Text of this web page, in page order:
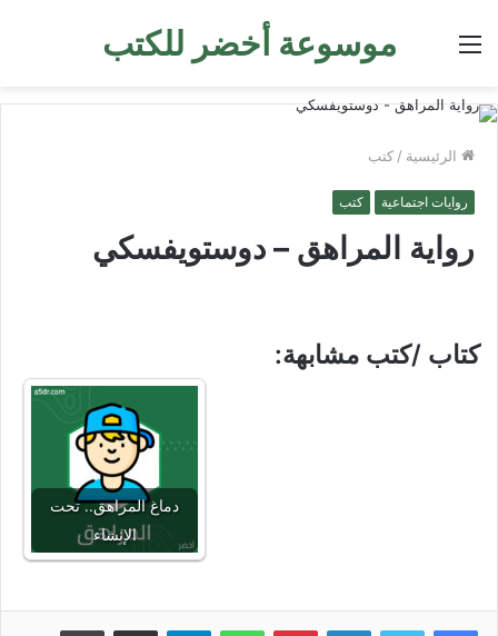
موسوعة أخضر للكتب القائمة
الرئيسية / كتب
روايات اجتماعية كتب
رواية المراهق – دوستويفسكي
كتاب /كتب مشابهة:
دماغ المراهق.. تحت
الإنشاء
لينكدإن بينتيريستواتساب تيلقرام مشاركة عبر البريد طباعة